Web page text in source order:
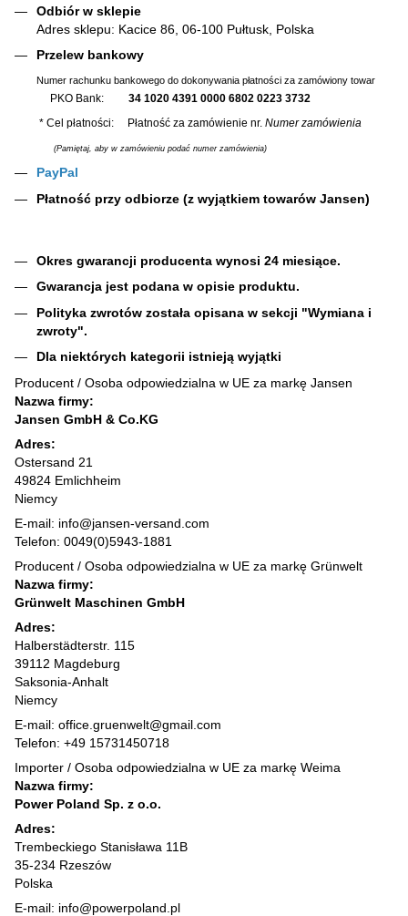
Odbiór w sklepie
Adres sklepu: Kacice 86, 06-100 Pułtusk, Polska
Przelew bankowy
Numer rachunku bankowego do dokonywania płatności za zamówiony towar
PKO Bank: 34 1020 4391 0000 6802 0223 3732
* Cel płatności: Płatność za zamówienie nr. Numer zamówienia
(Pamiętaj, aby w zamówieniu podać numer zamówienia)
PayPal
Płatność przy odbiorze (z wyjątkiem towarów Jansen)
Okres gwarancji producenta wynosi 24 miesiące.
Gwarancja jest podana w opisie produktu.
Polityka zwrotów została opisana w sekcji "Wymiana i
zwroty".
Dla niektórych kategorii istnieją wyjątki
Producent / Osoba odpowiedzialna w UE za markę Jansen
Nazwa firmy:
Jansen GmbH & Co.KG
Adres:
Ostersand 21
49824 Emlichheim
Niemcy
E-mail: info@jansen-versand.com
Telefon: 0049(0)5943-1881
Producent / Osoba odpowiedzialna w UE za markę Grünwelt
Nazwa firmy:
Grünwelt Maschinen GmbH
Adres:
Halberstädterstr. 115
39112 Magdeburg
Saksonia-Anhalt
Niemcy
E-mail: office.gruenwelt@gmail.com
Telefon: +49 15731450718
Importer / Osoba odpowiedzialna w UE za markę Weima
Nazwa firmy:
Power Poland Sp. z o.o.
Adres:
Trembeckiego Stanisława 11B
35-234 Rzeszów
Polska
E-mail: info@powerpoland.pl